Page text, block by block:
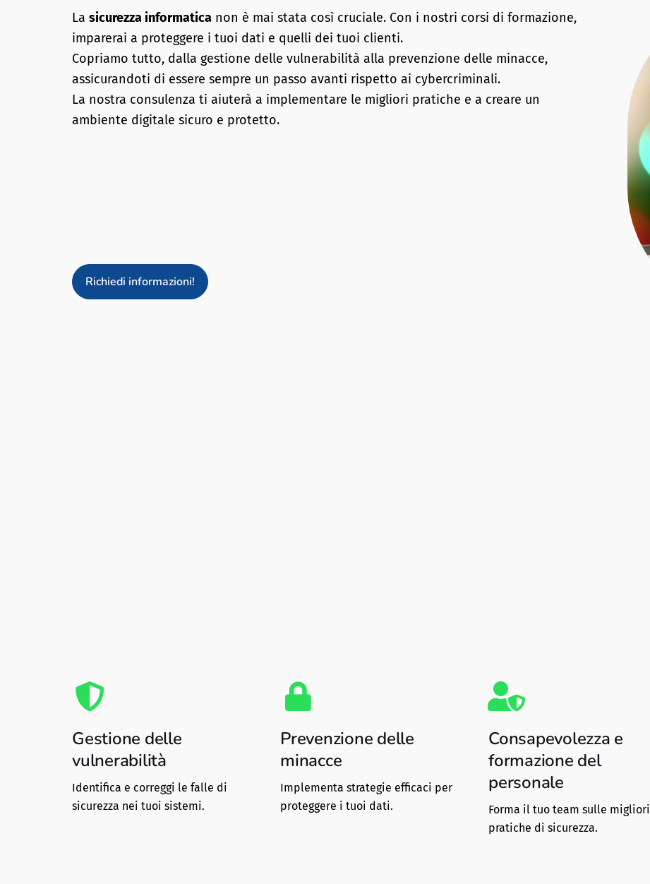
La sicurezza informatica non è mai stata così cruciale. Con i nostri corsi di formazione,
imparerai a proteggere i tuoi dati e quelli dei tuoi clienti.
Copriamo tutto, dalla gestione delle vulnerabilità alla prevenzione delle minacce,
assicurandoti di essere sempre un passo avanti rispetto ai cybercriminali.
La nostra consulenza ti aiuterà a implementare le migliori pratiche e a creare un
ambiente digitale sicuro e protetto.
Richiedi informazioni!
Gestione delle
vulnerabilità
Identifica e correggi le falle di
sicurezza nei tuoi sistemi.
Prevenzione delle
minacce
Implementa strategie efficaci per
proteggere i tuoi dati.
Consapevolezza e
formazione del
personale
Forma il tuo team sulle migliori
pratiche di sicurezza.